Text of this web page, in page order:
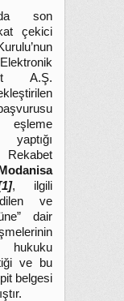
son
çekici
A.Ş.
Rekabet
Modanisa
, ilgili
ve
dair
ve bu
belgesi